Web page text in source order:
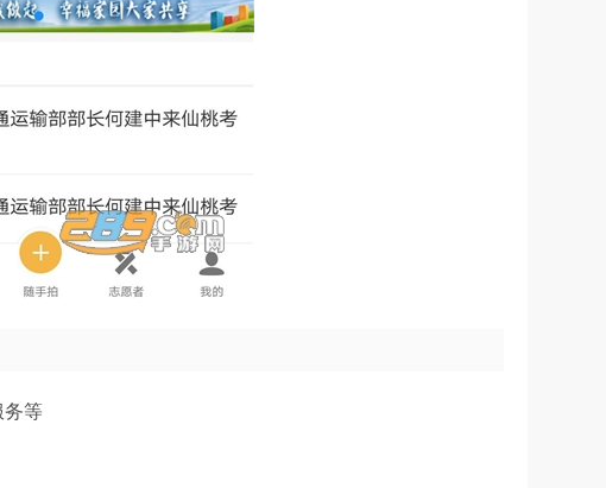
等